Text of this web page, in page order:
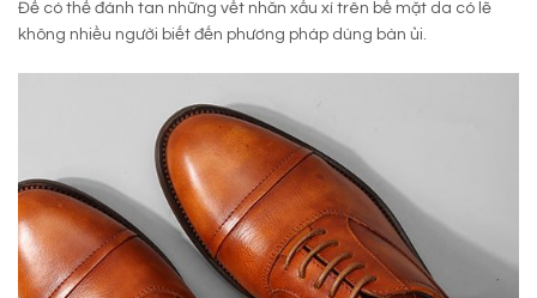
Để có thể đánh tan những vết nhăn xấu xí trên bề mặt da có lẽ
không nhiều người biết đến phương pháp dùng bàn ủi.